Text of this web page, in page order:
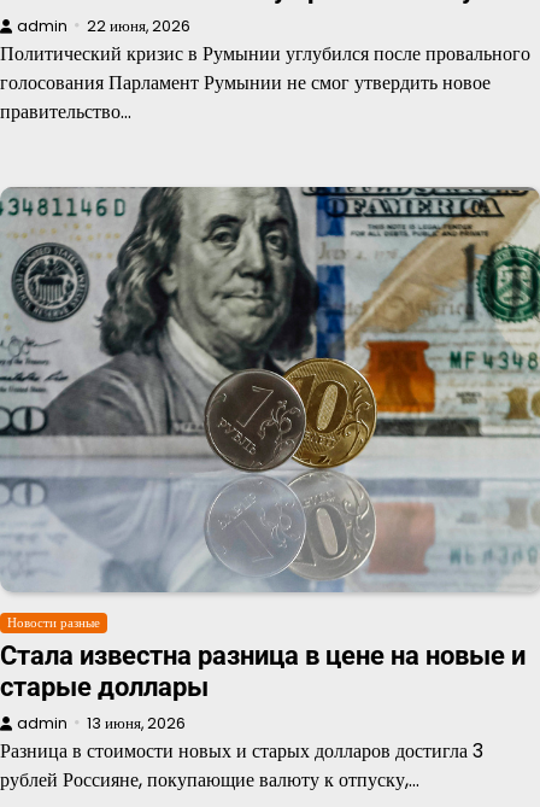
admin 22 июня, 2026
Политический кризис в Румынии углубился после провального
голосования Парламент Румынии не смог утвердить новое
правительство…
Новости разные
Стала известна разница в цене на новые и
старые доллары
admin 13 июня, 2026
Разница в стоимости новых и старых долларов достигла 3
рублей Россияне, покупающие валюту к отпуску,…